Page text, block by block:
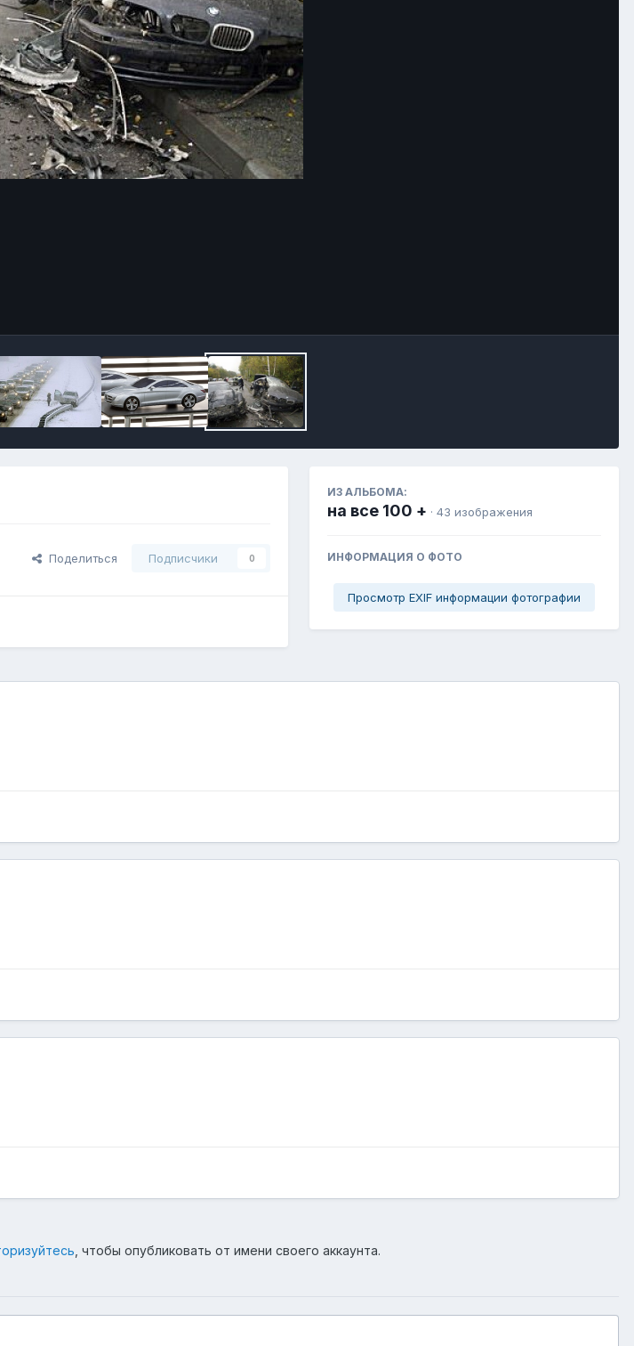
Поделиться Подписчики 0
ИЗ АЛЬБОМА:
на все 100 + · 43 изображения
ИНФОРМАЦИЯ О ФОТО
Просмотр EXIF информации фотографии
, чтобы опубликовать от имени своего аккаунта.